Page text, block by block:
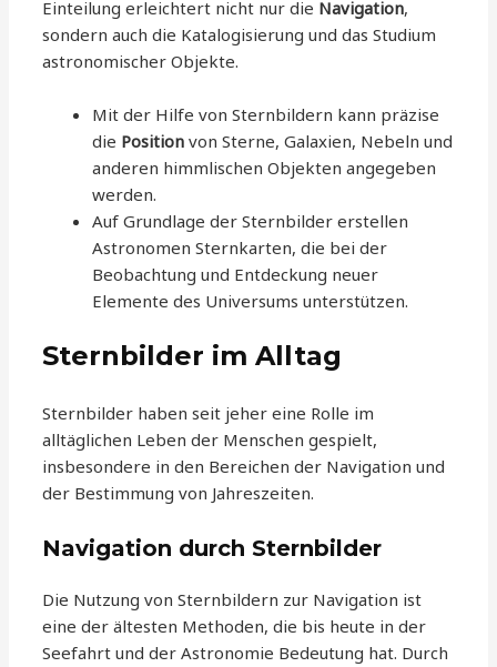
Einteilung erleichtert nicht nur die Navigation,
sondern auch die Katalogisierung und das Studium
astronomischer Objekte.
Mit der Hilfe von Sternbildern kann präzise
die Position von Sterne, Galaxien, Nebeln und
anderen himmlischen Objekten angegeben
werden.
Auf Grundlage der Sternbilder erstellen
Astronomen Sternkarten, die bei der
Beobachtung und Entdeckung neuer
Elemente des Universums unterstützen.
Sternbilder im Alltag
Sternbilder haben seit jeher eine Rolle im
alltäglichen Leben der Menschen gespielt,
insbesondere in den Bereichen der Navigation und
der Bestimmung von Jahreszeiten.
Navigation durch Sternbilder
Die Nutzung von Sternbildern zur Navigation ist
eine der ältesten Methoden, die bis heute in der
Seefahrt und der Astronomie Bedeutung hat. Durch